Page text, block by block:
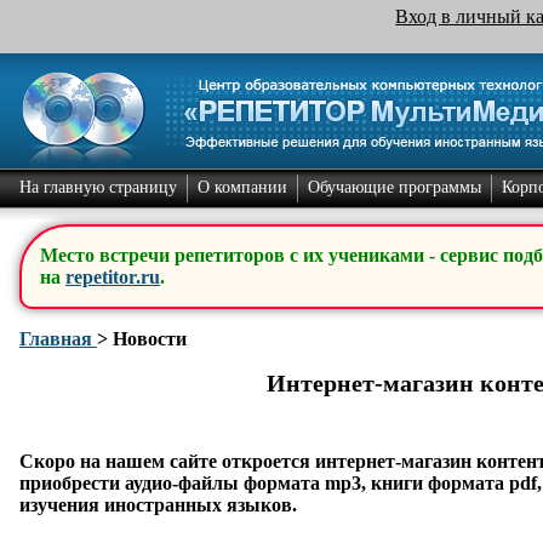
Вход в личный
На главную страницу О компании Обучающие программы
Место встречи репетиторов с их учениками - сервис
на repetitor.ru.
Главная > Новости
Интернет-магазин
Скоро на нашем сайте откроется интернет-магазин
приобрести аудио-файлы формата mp3, книги формата
изучения иностранных языков.